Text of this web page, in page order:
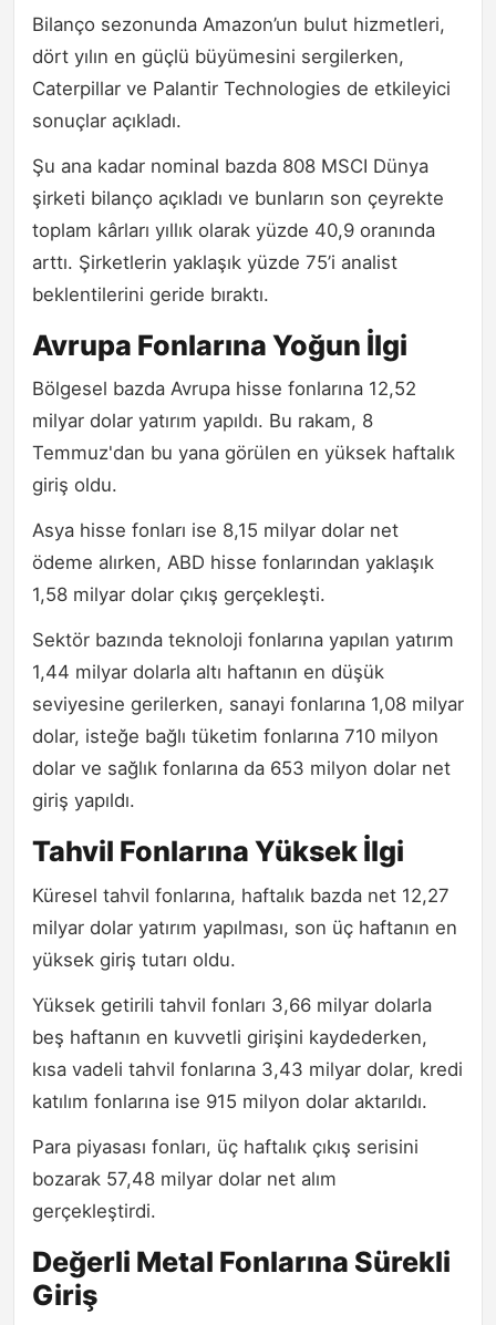
Bilanço sezonunda Amazon’un bulut hizmetleri,
dört yılın en güçlü büyümesini sergilerken,
Caterpillar ve Palantir Technologies de etkileyici
sonuçlar açıkladı.
Şu ana kadar nominal bazda 808 MSCI Dünya
şirketi bilanço açıkladı ve bunların son çeyrekte
toplam kârları yıllık olarak yüzde 40,9 oranında
arttı. Şirketlerin yaklaşık yüzde 75’i analist
beklentilerini geride bıraktı.
Avrupa Fonlarına Yoğun İlgi
Bölgesel bazda Avrupa hisse fonlarına 12,52
milyar dolar yatırım yapıldı. Bu rakam, 8
Temmuz'dan bu yana görülen en yüksek haftalık
giriş oldu.
Asya hisse fonları ise 8,15 milyar dolar net
ödeme alırken, ABD hisse fonlarından yaklaşık
1,58 milyar dolar çıkış gerçekleşti.
Sektör bazında teknoloji fonlarına yapılan yatırım
1,44 milyar dolarla altı haftanın en düşük
seviyesine gerilerken, sanayi fonlarına 1,08 milyar
dolar, isteğe bağlı tüketim fonlarına 710 milyon
dolar ve sağlık fonlarına da 653 milyon dolar net
giriş yapıldı.
Tahvil Fonlarına Yüksek İlgi
Küresel tahvil fonlarına, haftalık bazda net 12,27
milyar dolar yatırım yapılması, son üç haftanın en
yüksek giriş tutarı oldu.
Yüksek getirili tahvil fonları 3,66 milyar dolarla
beş haftanın en kuvvetli girişini kaydederken,
kısa vadeli tahvil fonlarına 3,43 milyar dolar, kredi
katılım fonlarına ise 915 milyon dolar aktarıldı.
Para piyasası fonları, üç haftalık çıkış serisini
bozarak 57,48 milyar dolar net alım
gerçekleştirdi.
Değerli Metal Fonlarına Sürekli
Giriş